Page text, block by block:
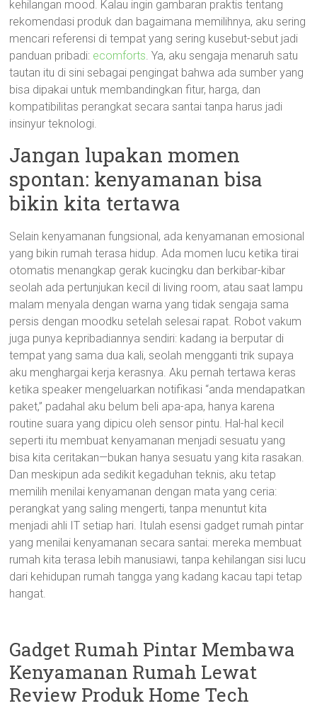
kehilangan mood. Kalau ingin gambaran praktis tentang
rekomendasi produk dan bagaimana memilihnya, aku sering
mencari referensi di tempat yang sering kusebut-sebut jadi
panduan pribadi: ecomforts. Ya, aku sengaja menaruh satu
tautan itu di sini sebagai pengingat bahwa ada sumber yang
bisa dipakai untuk membandingkan fitur, harga, dan
kompatibilitas perangkat secara santai tanpa harus jadi
insinyur teknologi.
Jangan lupakan momen
spontan: kenyamanan bisa
bikin kita tertawa
Selain kenyamanan fungsional, ada kenyamanan emosional
yang bikin rumah terasa hidup. Ada momen lucu ketika tirai
otomatis menangkap gerak kucingku dan berkibar-kibar
seolah ada pertunjukan kecil di living room, atau saat lampu
malam menyala dengan warna yang tidak sengaja sama
persis dengan moodku setelah selesai rapat. Robot vakum
juga punya kepribadiannya sendiri: kadang ia berputar di
tempat yang sama dua kali, seolah mengganti trik supaya
aku menghargai kerja kerasnya. Aku pernah tertawa keras
ketika speaker mengeluarkan notifikasi “anda mendapatkan
paket,” padahal aku belum beli apa-apa, hanya karena
routine suara yang dipicu oleh sensor pintu. Hal-hal kecil
seperti itu membuat kenyamanan menjadi sesuatu yang
bisa kita ceritakan—bukan hanya sesuatu yang kita rasakan.
Dan meskipun ada sedikit kegaduhan teknis, aku tetap
memilih menilai kenyamanan dengan mata yang ceria:
perangkat yang saling mengerti, tanpa menuntut kita
menjadi ahli IT setiap hari. Itulah esensi gadget rumah pintar
yang menilai kenyamanan secara santai: mereka membuat
rumah kita terasa lebih manusiawi, tanpa kehilangan sisi lucu
dari kehidupan rumah tangga yang kadang kacau tapi tetap
hangat.
Gadget Rumah Pintar Membawa
Kenyamanan Rumah Lewat
Review Produk Home Tech